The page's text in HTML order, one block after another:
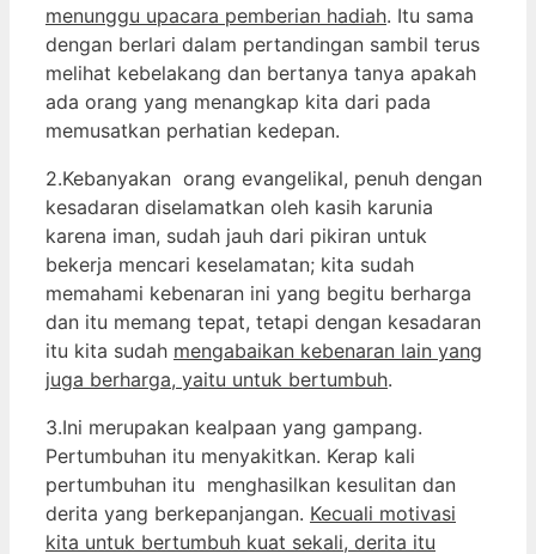
menunggu upacara pemberian hadiah. Itu sama
dengan berlari dalam pertandingan sambil terus
melihat kebelakang dan bertanya tanya apakah
ada orang yang menangkap kita dari pada
memusatkan perhatian kedepan.
2.Kebanyakan orang evangelikal, penuh dengan
kesadaran diselamatkan oleh kasih karunia
karena iman, sudah jauh dari pikiran untuk
bekerja mencari keselamatan; kita sudah
memahami kebenaran ini yang begitu berharga
dan itu memang tepat, tetapi dengan kesadaran
itu kita sudah mengabaikan kebenaran lain yang
juga berharga, yaitu untuk bertumbuh.
3.Ini merupakan kealpaan yang gampang.
Pertumbuhan itu menyakitkan. Kerap kali
pertumbuhan itu menghasilkan kesulitan dan
derita yang berkepanjangan. Kecuali motivasi
kita untuk bertumbuh kuat sekali, derita itu